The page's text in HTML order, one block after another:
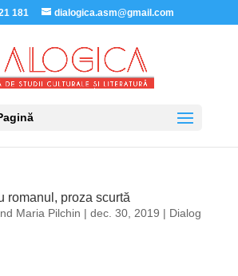
181 dialogica.asm@gmail.com
romanul, proza scurtă
Maria Pilchin | dec. 30, 2019 | Dialog